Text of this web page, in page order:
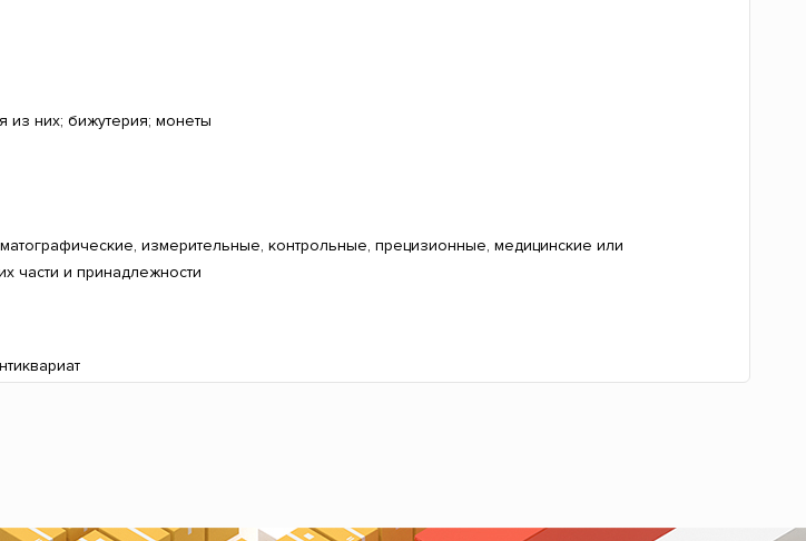
из них; бижутерия; монеты
измерительные, контрольные, прецизионные, медицинские или
части и принадлежности